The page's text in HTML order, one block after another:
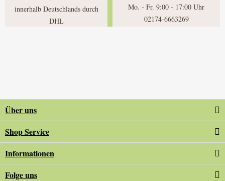
innerhalb Deutschlands durch
DHL
Mo. - Fr. 9:00 - 17:00 Uhr
02174-6663269
Über uns
Shop Service
Informationen
Folge uns